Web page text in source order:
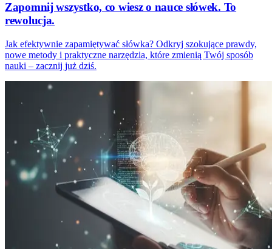
Zapomnij wszystko, co wiesz o nauce słówek. To
rewolucja.
Jak efektywnie zapamiętywać słówka? Odkryj szokujące prawdy,
nowe metody i praktyczne narzędzia, które zmienią Twój sposób
nauki – zacznij już dziś.